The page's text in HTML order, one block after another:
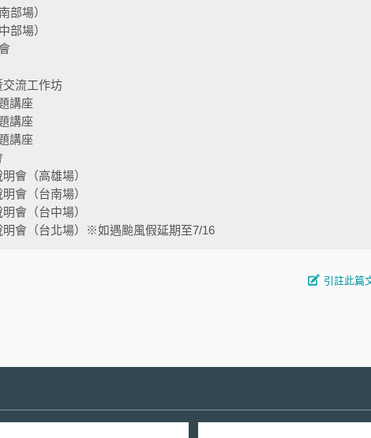
部場）
部場）
交流工作坊
講座
講座
講座
會（高雄場）
會（台南場）
會（台中場）
會（台北場）※如遇颱風假延期至7/16
引註此篇